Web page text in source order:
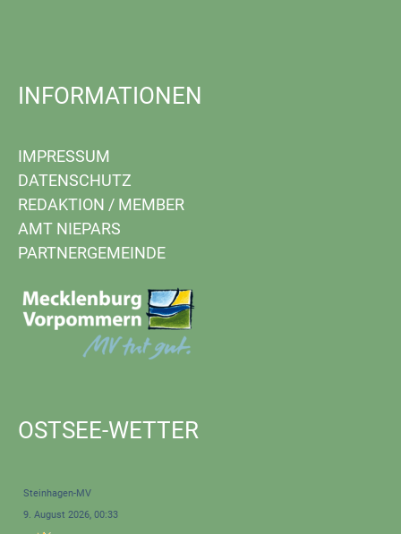
INFORMATIONEN
IMPRESSUM
DATENSCHUTZ
REDAKTION / MEMBER
AMT NIEPARS
PARTNERGEMEINDE
OSTSEE-WETTER
Steinhagen-MV
9. August 2026, 00:33